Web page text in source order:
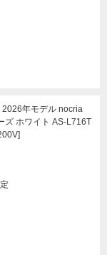
年モデル nocria
ズ ホワイト AS-L716T